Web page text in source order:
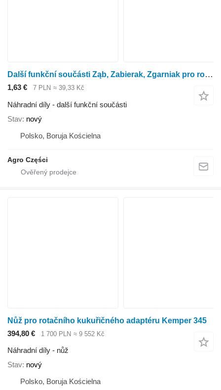
Další funkční součásti Ząb, Zabierak, Zgarniak pro rotačního kukuřičného adaptéru Kemper 3000
1,63 € 7 PLN ≈ 39,33 Kč
Náhradní díly - další funkční součásti
Stav nový
Polsko, Boruja Kościelna
Agro Części
Nůž pro rotačního kukuřičného adaptéru Kemper 345
394,80 €
1 700 PLN ≈ 9 552 Kč
Náhradní díly - nůž
Stav nový
Polsko, Boruja Kościelna